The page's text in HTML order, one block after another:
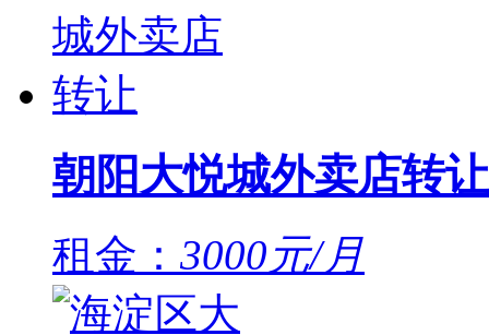
朝阳大悦城外卖店转让
租金： 3000元/月